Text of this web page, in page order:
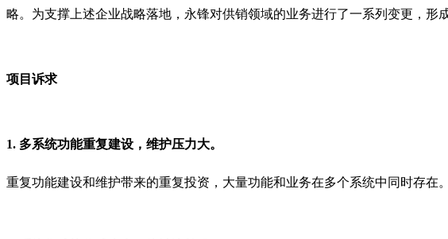
略。为支撑上述企业战略落地，永锋对供销领域的业务进行了一系列变更，形
项目诉求
1. 多系统功能重复建设，维护压力大。
重复功能建设和维护带来的重复投资，大量功能和业务在多个系统中同时存在。